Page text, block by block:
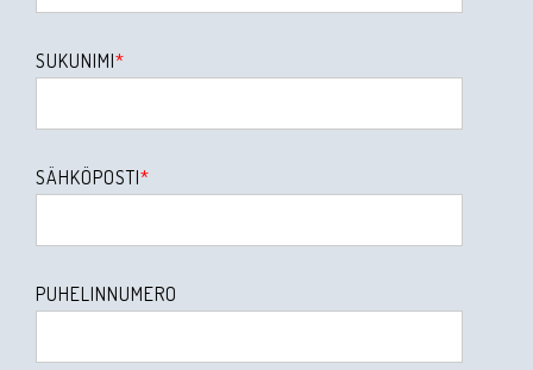
SUKUNIMI*
SÄHKÖPOSTI*
PUHELINNUMERO